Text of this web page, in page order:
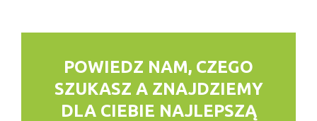
POWIEDZ NAM, CZEGO
SZUKASZ A ZNAJDZIEMY
DLA CIEBIE NAJLEPSZĄ